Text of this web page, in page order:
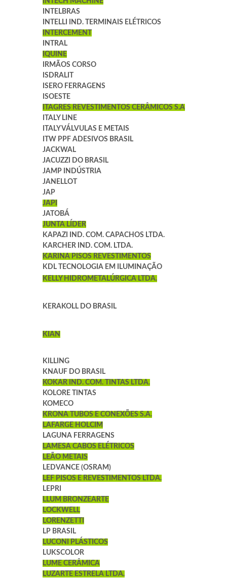
INTELBRAS
INTELLI IND. TERMINAIS ELÉTRICOS
INTERCEMENT
INTRAL
IQUINE
IRMÃOS CORSO
ISDRALIT
ISERO FERRAGENS
ISOESTE
ITAGRES REVESTIMENTOS CERÂMICOS S.A
ITALY LINE
ITALY VÁLVULAS E METAIS
ITW PPF ADESIVOS BRASIL
JACKWAL
JACUZZI DO BRASIL
JAMP INDÚSTRIA
JANELLOT
JAP
JAPI
JATOBÁ
JUNTA LÍDER
KAPAZI IND. COM. CAPACHOS LTDA.
KARCHER IND. COM. LTDA.
KARINA PISOS REVESTIMENTOS
KDL TECNOLOGIA EM ILUMINAÇÃO
KELLY HIDROMETALÚRGICA LTDA.
KERAKOLL DO BRASIL
KIAN
KILLING
KNAUF DO BRASIL
KOKAR IND. COM. TINTAS LTDA.
KOLORE TINTAS
KOMECO
KRONA TUBOS E CONEXÕES S.A.
LAFARGE HOLCIM
LAGUNA FERRAGENS
LAMESA CABOS ELÉTRICOS
LEÃO METAIS
LEDVANCE (OSRAM)
LEF PISOS E REVESTIMENTOS LTDA.
LEPRI
LLUM BRONZEARTE
LOCKWELL
LORENZETTI
LP BRASIL
LUCONI PLÁSTICOS
LUKSCOLOR
LUME CERÂMICA
LUZARTE ESTRELA LTDA.